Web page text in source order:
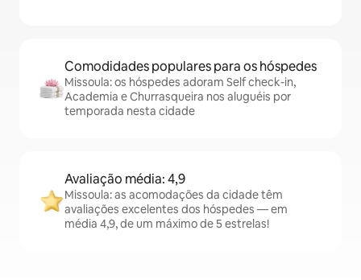
Comodidades populares para os hóspedes
Missoula: os hóspedes adoram Self check-in,
Academia e Churrasqueira nos aluguéis por
temporada nesta cidade
Avaliação média: 4,9
Missoula: as acomodações da cidade têm
avaliações excelentes dos hóspedes — em
média 4,9, de um máximo de 5 estrelas!